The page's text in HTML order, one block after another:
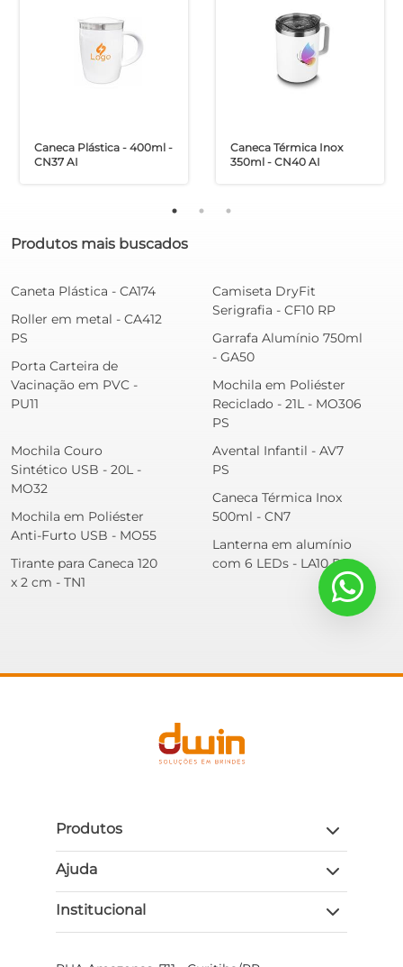
Caneca Plástica - 400ml -
CN37 AI
Caneca Térmica Inox
350ml - CN40 AI
Produtos mais buscados
Caneta Plástica - CA174
Roller em metal - CA412
PS
Porta Carteira de
Vacinação em PVC -
PU11
Camiseta DryFit
Serigrafia - CF10 RP
Garrafa Alumínio 750ml
- GA50
Mochila em Poliéster
Reciclado - 21L - MO306
PS
Mochila Couro
Sintético USB - 20L -
MO32
Mochila em Poliéster
Anti-Furto USB - MO55
Tirante para Caneca 120
x 2 cm - TN1
Avental Infantil - AV7
PS
Caneca Térmica Inox
500ml - CN7
Lanterna em alumínio
com 6 LEDs - LA10 PS
Produtos
Ajuda
Institucional